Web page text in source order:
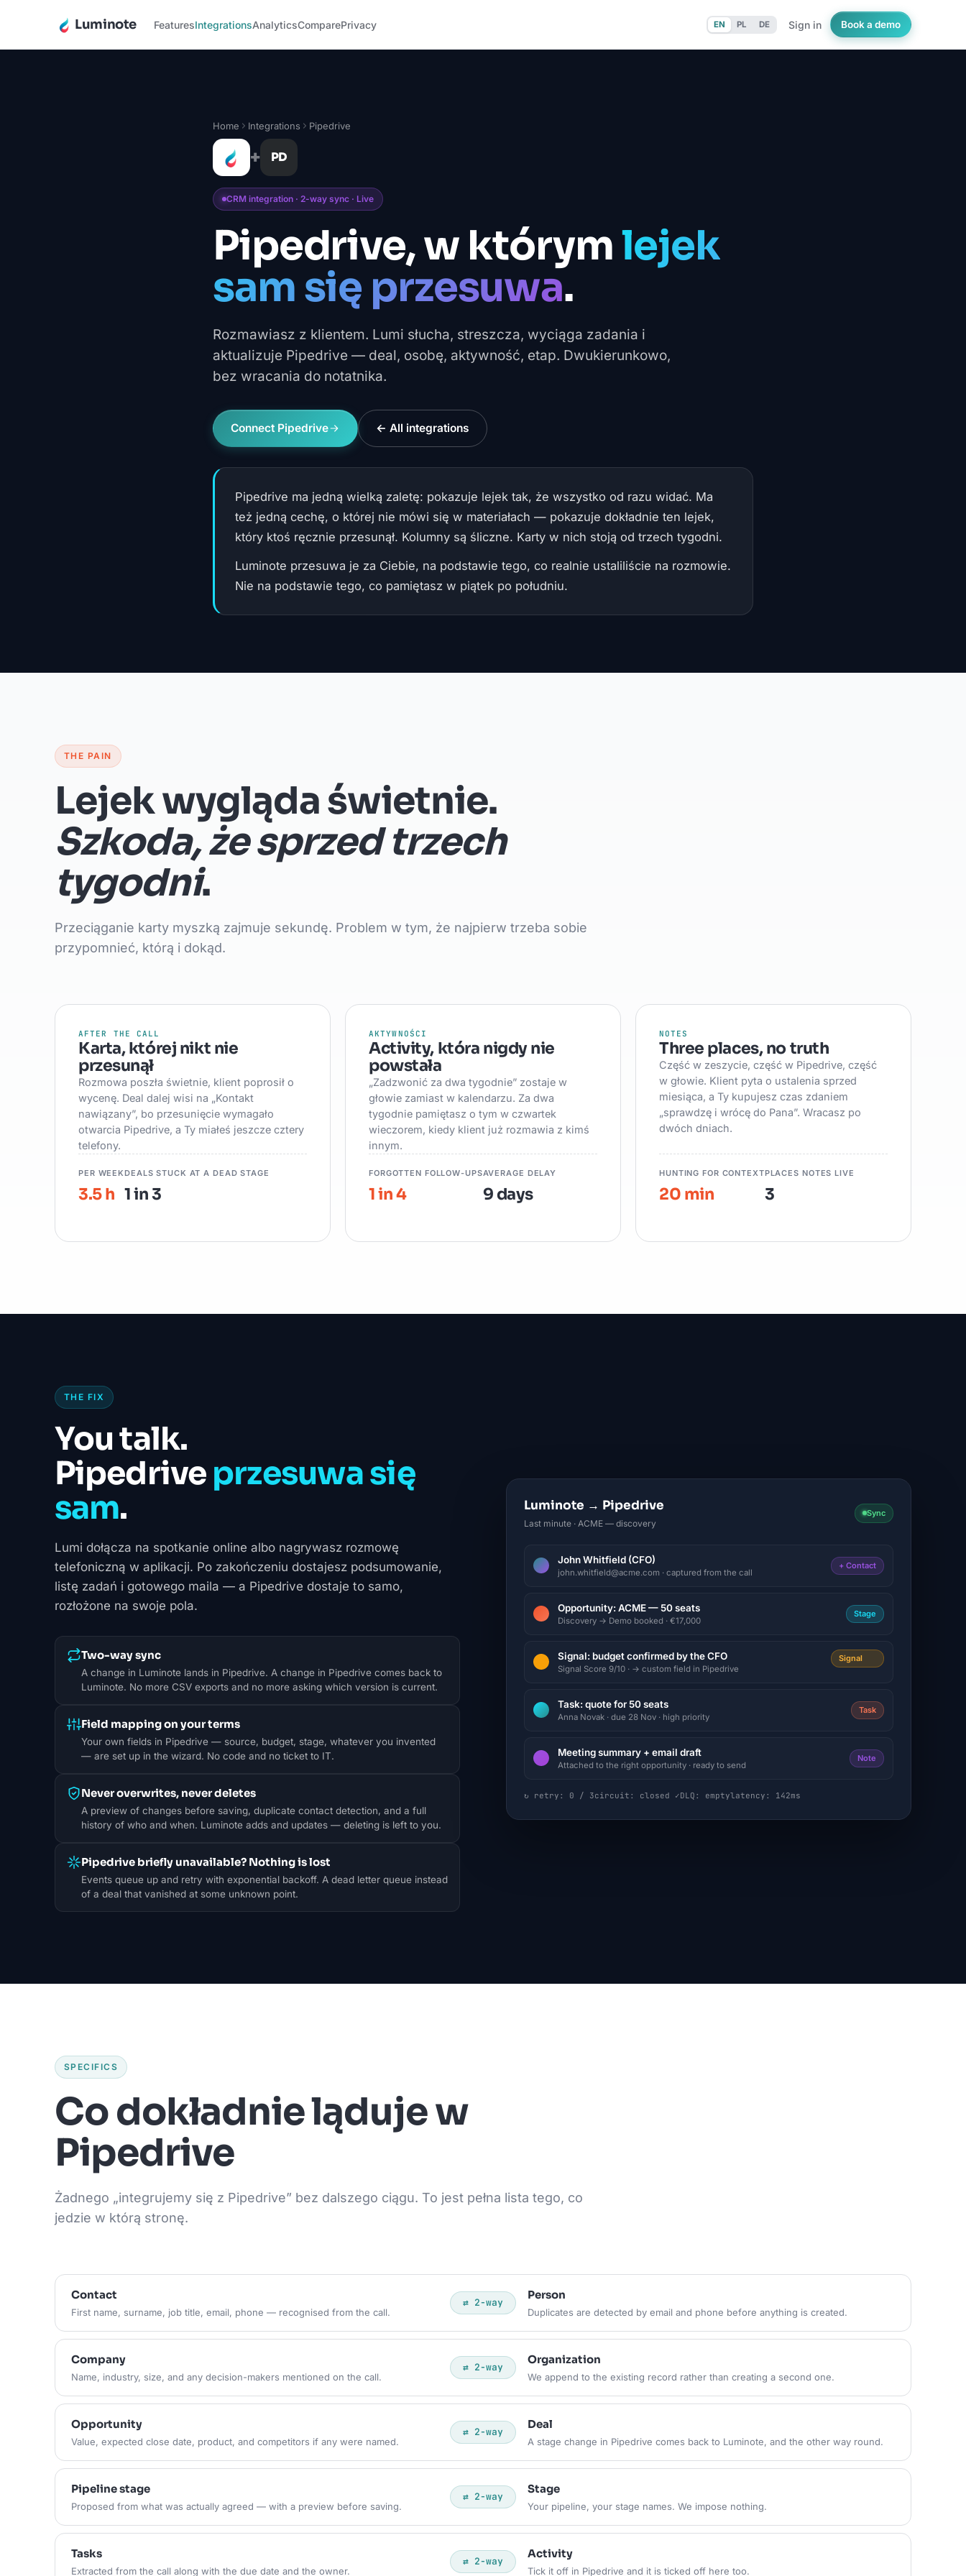
Luminote FeaturesIntegrationsAnalyticsComparePrivacy EN PL DE Sign in Book a demo
Home Integrations Pipedrive
+ PD
CRM integration · 2-way sync · Live
Pipedrive, w którymlejek
sam się przesuwa.
Rozmawiasz z klientem. Lumi słucha, streszcza, wyciąga zadania i
aktualizuje Pipedrive — deal, osobę, aktywność, etap. Dwukierunkowo,
bez wracania do notatnika.
Connect Pipedrive ← All integrations
Pipedrive ma jedną wielką zaletę: pokazuje lejek tak, że wszystko od razu widać. Ma
też jedną cechę, o której nie mówi się w materiałach — pokazuje dokładnie ten lejek,
który ktoś ręcznie przesunął. Kolumny są śliczne. Karty w nich stoją od trzech tygodni.
Luminote przesuwa je za Ciebie, na podstawie tego, co realnie ustaliliście na rozmowie.
Nie na podstawie tego, co pamiętasz w piątek po południu.
THE PAIN
Lejek wygląda świetnie.
Szkoda, że sprzed trzech
tygodni.
Przeciąganie karty myszką zajmuje sekundę. Problem w tym, że najpierw trzeba sobie
przypomnieć, którą i dokąd.
AFTER THE CALL
Karta, której nikt nie
przesunął
Rozmowa poszła świetnie, klient poprosił o
wycenę. Deal dalej wisi na „Kontakt
nawiązany”, bo przesunięcie wymagało
otwarcia Pipedrive, a Ty miałeś jeszcze cztery
telefony.
PER WEEK
3.5 h
DEALS STUCK AT A DEAD STAGE
1 in 3
AKTYWNOŚCI
Activity, która nigdy nie
powstała
„Zadzwonić za dwa tygodnie” zostaje w
głowie zamiast w kalendarzu. Za dwa
tygodnie pamiętasz o tym w czwartek
wieczorem, kiedy klient już rozmawia z kimś
innym.
FORGOTTEN FOLLOW-UPS
1 in 4
AVERAGE DELAY
9 days
NOTES
Three places, no truth
Część w zeszycie, część w Pipedrive, część
w głowie. Klient pyta o ustalenia sprzed
miesiąca, a Ty kupujesz czas zdaniem
„sprawdzę i wrócę do Pana”. Wracasz po
dwóch dniach.
HUNTING FOR CONTEXT
20 min
PLACES NOTES LIVE
3
THE FIX
You talk.
Pipedriveprzesuwa się
sam.
Lumi dołącza na spotkanie online albo nagrywasz rozmowę
telefoniczną w aplikacji. Po zakończeniu dostajesz podsumowanie,
listę zadań i gotowego maila — a Pipedrive dostaje to samo,
rozłożone na swoje pola.
Two-way sync
A change in Luminote lands in Pipedrive. A change in Pipedrive comes back to
Luminote. No more CSV exports and no more asking which version is current.
Field mapping on your terms
Your own fields in Pipedrive — source, budget, stage, whatever you invented
— are set up in the wizard. No code and no ticket to IT.
Never overwrites, never deletes
A preview of changes before saving, duplicate contact detection, and a full
history of who and when. Luminote adds and updates — deleting is left to you.
Pipedrive briefly unavailable? Nothing is lost
Events queue up and retry with exponential backoff. A dead letter queue instead
of a deal that vanished at some unknown point.
Luminote → Pipedrive
Last minute · ACME — discovery
Sync
John Whitfield (CFO)
john.whitfield@acme.com · captured from the call
+ Contact
Opportunity: ACME — 50 seats
Discovery → Demo booked · €17,000
Stage
Signal: budget confirmed by the CFO
Signal Score 9/10 · → custom field in Pipedrive
Signal
Task: quote for 50 seats
Anna Novak · due 28 Nov · high priority
Task
Meeting summary + email draft
Attached to the right opportunity · ready to send
Note
↻ retry: 0 / 3circuit: closed ✓DLQ: emptylatency: 142ms
SPECIFICS
Co dokładnie ląduje w
Pipedrive
Żadnego „integrujemy się z Pipedrive” bez dalszego ciągu. To jest pełna lista tego, co
jedzie w którą stronę.
Contact
First name, surname, job title, email, phone — recognised from the call.
⇄ 2-way
Person
Duplicates are detected by email and phone before anything is created.
Company
Name, industry, size, and any decision-makers mentioned on the call.
⇄ 2-way
Organization
We append to the existing record rather than creating a second one.
Opportunity
Value, expected close date, product, and competitors if any were named.
⇄ 2-way
Deal
A stage change in Pipedrive comes back to Luminote, and the other way round.
Pipeline stage
Proposed from what was actually agreed — with a preview before saving.
⇄ 2-way
Stage
Your pipeline, your stage names. We impose nothing.
Tasks
Extracted from the call along with the due date and the owner.
⇄ 2-way
Activity
Tick it off in Pipedrive and it is ticked off here too.